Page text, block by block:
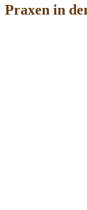
Praxen in